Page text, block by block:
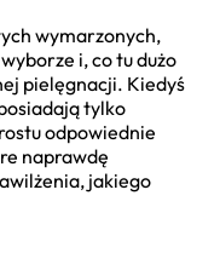
wymarzonych,
i, co tu dużo
pielęgnacji. Kiedyś
tylko
odpowiednie
naprawdę
jakiego